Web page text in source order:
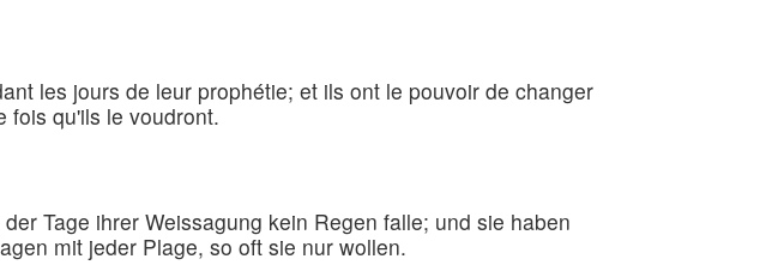
les jours de leur prophétie; et ils ont le pouvoir de changer
fois qu'ils le voudront.
Tage ihrer Weissagung kein Regen falle; und sie haben
mit jeder Plage, so oft sie nur wollen.